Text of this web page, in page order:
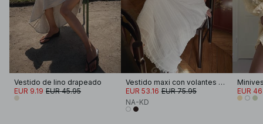
Vestido de lino drapeado
EUR 9.19 EUR 45.95
Vestido maxi con volantes y smocks
EUR 53.16 EUR 75.95
NA-KD
EUR